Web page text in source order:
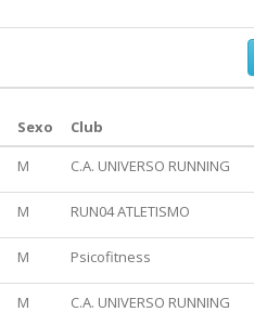
Sexo Club
M C.A. UNIVERSO RUNNING
M RUN04 ATLETISMO
M Psicofitness
M C.A. UNIVERSO RUNNING